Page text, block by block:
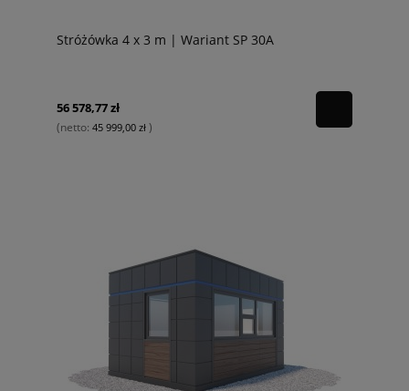
Stróżówka 4 x 3 m | Wariant SP 30A
56 578,77 zł
(netto: 45 999,00 zł )